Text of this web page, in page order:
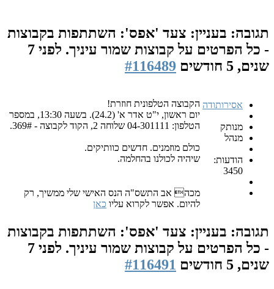
תגובה: בעניין: צעד 'אפס': השתתפות בקבוצות
- כל הפרטים על קבוצות שמור עיניך.
לפני 7
שנים, 5 חודשים
#116489
אסירותודה
מנותק
מנהל
הודעות:
3450
הקבוצה הטלפונית חוזרת!
יום ראשון, י"ט אדר א' (24.2). בשעה 13:30, במספר
הטלפון: 04-301111 שלוחה 2, הקוד לקבוצה - 369#.
כולם מוזמנים. חדשים כוותיקים.
שיהיה לכולנו בהחלמה.
מכה אב התשס"ה הנס האישי שלי ממשיך, רק
להיום. אפשר לקרוא עליו כאן
תגובה: בעניין: צעד 'אפס': השתתפות בקבוצות
- כל הפרטים על קבוצות שמור עיניך.
לפני 7
שנים, 5 חודשים
#116491